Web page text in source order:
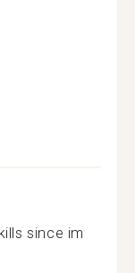
since im